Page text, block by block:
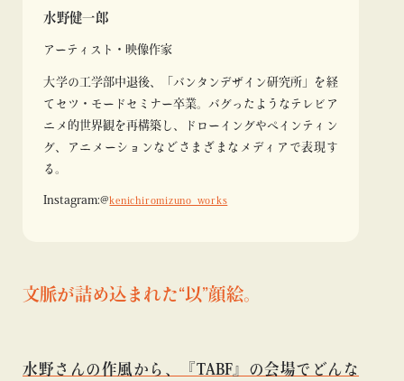
水野健一郎
アーティスト・ 映像作家
大学の工学部中退後、「バンタンデザイン研究所」を経
てセツ・モードセミナー卒業。バグったようなテレビア
ニメ的世界観を再構築し、ドローイングやペインティン
グ、アニメーションなどさまざまなメディアで表現す
る。
Instagram:@kenichiromizuno_works
文脈が詰め込まれた“以”顔絵。
水野さんの作風から、『TABF』の会場でどんな